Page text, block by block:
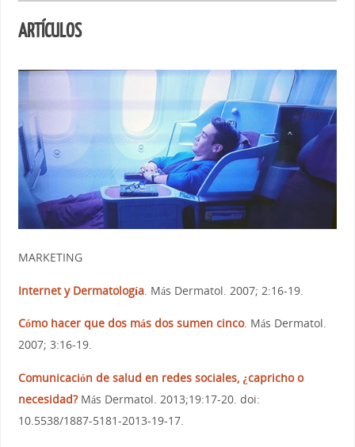
ARTÍCULOS
MARKETING
Internet y Dermatología. Más Dermatol. 2007; 2:16-19.
Cómo hacer que dos más dos sumen cinco. Más Dermatol.
2007; 3:16-19.
Comunicación de salud en redes sociales, ¿capricho o
necesidad?Más Dermatol. 2013;19:17-20. doi:
10.5538/1887-5181-2013-19-17.